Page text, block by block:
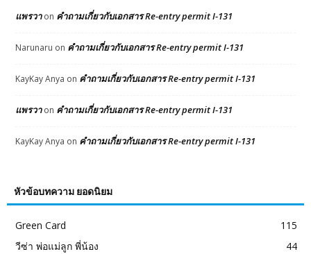
แพรวาon คำถามเกี่ยวกับเอกสาร Re-entry permit I-131
Narunaru on คำถามเกี่ยวกับเอกสาร Re-entry permit I-131
KayKay Anya on คำถามเกี่ยวกับเอกสาร Re-entry permit I-131
แพรวาon คำถามเกี่ยวกับเอกสาร Re-entry permit I-131
KayKay Anya on คำถามเกี่ยวกับเอกสาร Re-entry permit I-131
หัวข้อบทความ ยอดนิยม
Green Card
115
วีซ่า พ่อแม่ลูก พี่น้อง
44